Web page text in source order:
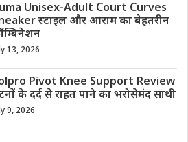
Unisex-Adult Court Curves
स्टाइल और आराम का बेहतरीन
13, 2026
Pivot Knee Support Review
के दर्द से राहत पाने का भरोसेमंद साथी
9, 2026